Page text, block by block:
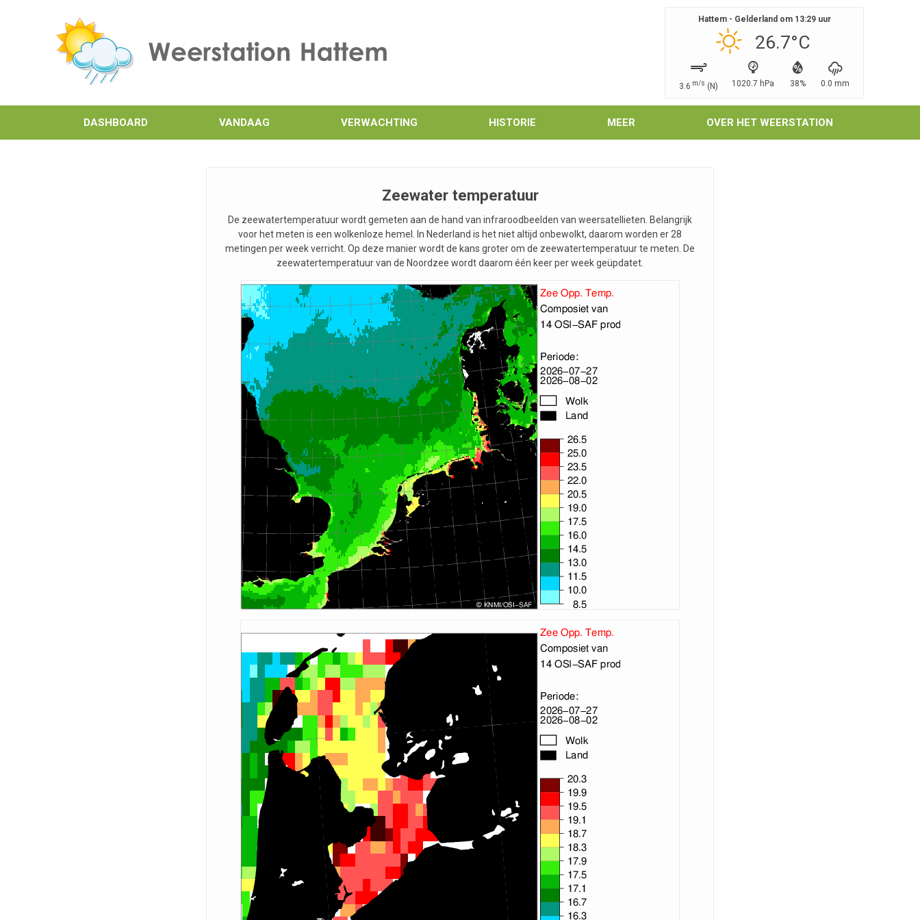
Hattem - Gelderland om 13:29uur
26.7°C
3.6 m/s ( N) 1020.7 hPa 38% 0.0 mm
DASHBOARD VANDAAG VERWACHTING HISTORIE MEER OVER HET WEERSTATION
Zeewater temperatuur
De zeewatertemperatuur wordt gemeten aan de hand van infraroodbeelden van weersatellieten. Belangrijk
voor het meten is een wolkenloze hemel. In Nederland is het niet altijd onbewolkt, daarom worden er 28
metingen per week verricht. Op deze manier wordt de kans groter om de zeewatertemperatuur te meten. De
zeewatertemperatuur van de Noordzee wordt daarom één keer per week geüpdatet.